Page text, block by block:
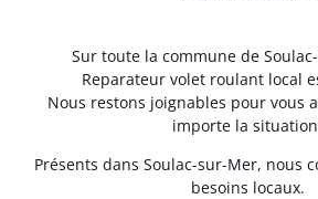
Sur toute la commune de
Reparateur volet roulant local
Nous restons joignables pour vous
importe la
Présents dans Soulac-sur-Mer, nous
besoins locaux.